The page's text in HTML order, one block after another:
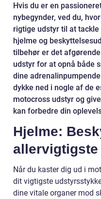
Hvis du er en
nybegynder, ved du,
rigtige udstyr til at
hjelme og
tilbehør er det
udstyr for at opnå både
dine
dykke ned i nogle af de
motocross udstyr og
kan forbedre din
Hjelme:
allervigtigste
Når du kaster dig ud i
dit vigtigste
dine vitale organer mod